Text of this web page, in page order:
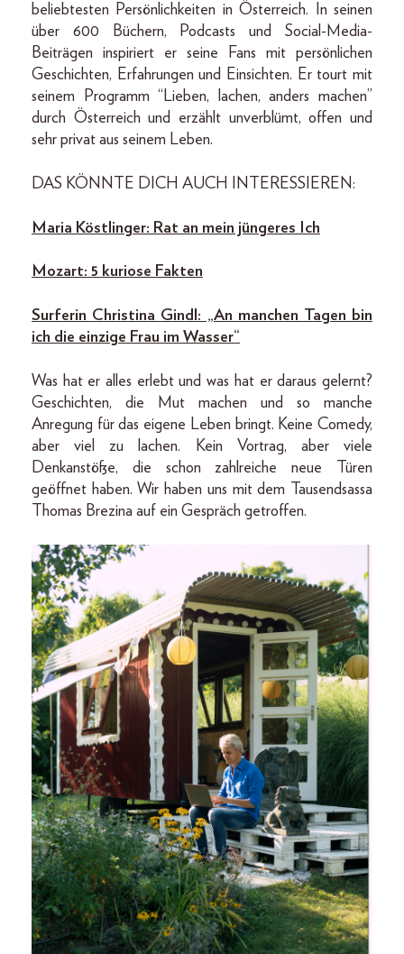
beliebtesten Persönlichkeiten in Österreich. In seinen
über 600 Büchern, Podcasts und Social-Media-
Beiträgen inspiriert er seine Fans mit persönlichen
Geschichten, Erfahrungen und Einsichten. Er tourt mit
seinem Programm “Lieben, lachen, anders machen”
durch Österreich und erzählt unverblümt, offen und
sehr privat aus seinem Leben.
DAS KÖNNTE DICH AUCH INTERESSIEREN:
Maria Köstlinger: Rat an mein jüngeres Ich
Mozart: 5 kuriose Fakten
Surferin Christina Gindl: „An manchen Tagen bin
ich die einzige Frau im Wasser“
Was hat er alles erlebt und was hat er daraus gelernt?
Geschichten, die Mut machen und so manche
Anregung für das eigene Leben bringt. Keine Comedy,
aber viel zu lachen. Kein Vortrag, aber viele
Denkanstöße, die schon zahlreiche neue Türen
geöffnet haben. Wir haben uns mit dem Tausendsassa
Thomas Brezina auf ein Gespräch getroffen.